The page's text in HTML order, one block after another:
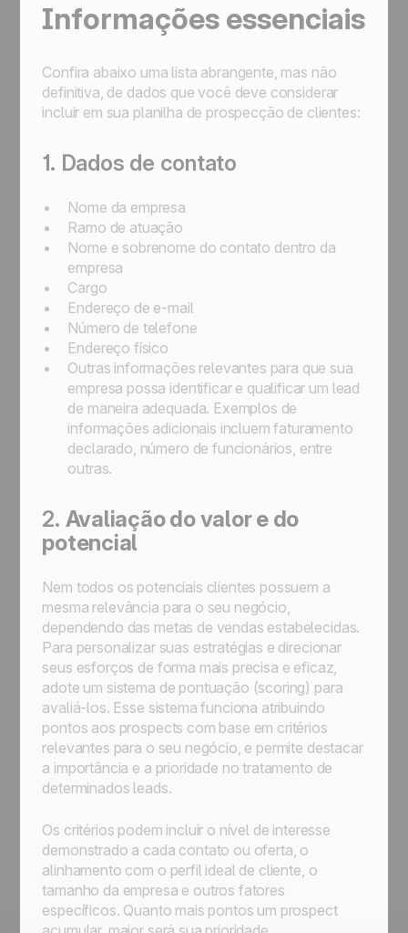
Informações essenciais
Confira abaixo uma lista abrangente, mas não
definitiva, de dados que você deve considerar
incluir em sua planilha de prospecção de clientes:
1. Dados de contato
Nome da empresa
Ramo de atuação
Nome e sobrenome do contato dentro da
empresa
Cargo
Endereço de e-mail
Número de telefone
Endereço físico
Outras informações relevantes para que sua
empresa possa identificar e qualificar um lead
de maneira adequada. Exemplos de
informações adicionais incluem faturamento
declarado, número de funcionários, entre
outras.
2. Avaliação do valor e do
potencial
Nem todos os potenciais clientes possuem a
mesma relevância para o seu negócio,
dependendo das metas de vendas estabelecidas.
Para personalizar suas estratégias e direcionar
seus esforços de forma mais precisa e eficaz,
adote um sistema de pontuação (scoring) para
avaliá-los. Esse sistema funciona atribuindo
pontos aos prospects com base em critérios
relevantes para o seu negócio, e permite destacar
a importância e a prioridade no tratamento de
determinados leads.
Os critérios podem incluir o nível de interesse
demonstrado a cada contato ou oferta, o
alinhamento com o perfil ideal de cliente, o
tamanho da empresa e outros fatores
específicos. Quanto mais pontos um prospect